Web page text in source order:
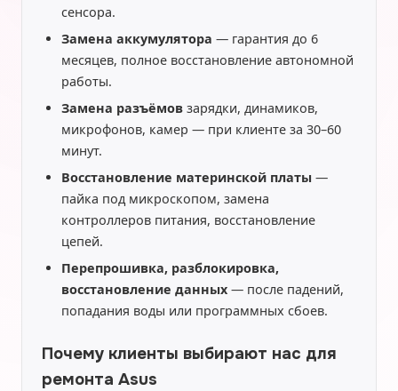
сенсора.
Замена аккумулятора — гарантия до 6
месяцев, полное восстановление автономной
работы.
Замена разъёмов зарядки, динамиков,
микрофонов, камер — при клиенте за 30–60
минут.
Восстановление материнской платы —
пайка под микроскопом, замена
контроллеров питания, восстановление
цепей.
Перепрошивка, разблокировка,
восстановление данных — после падений,
попадания воды или программных сбоев.
Почему клиенты выбирают нас для
ремонта Asus